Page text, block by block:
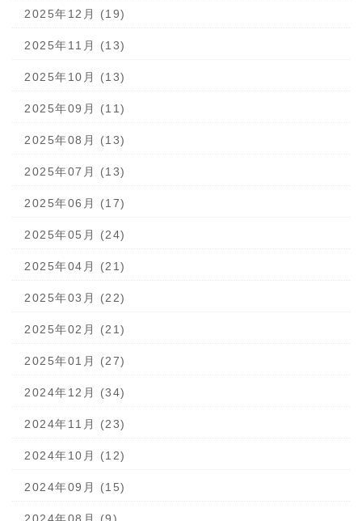
2025年12月 (19)
2025年11月 (13)
2025年10月 (13)
2025年09月 (11)
2025年08月 (13)
2025年07月 (13)
2025年06月 (17)
2025年05月 (24)
2025年04月 (21)
2025年03月 (22)
2025年02月 (21)
2025年01月 (27)
2024年12月 (34)
2024年11月 (23)
2024年10月 (12)
2024年09月 (15)